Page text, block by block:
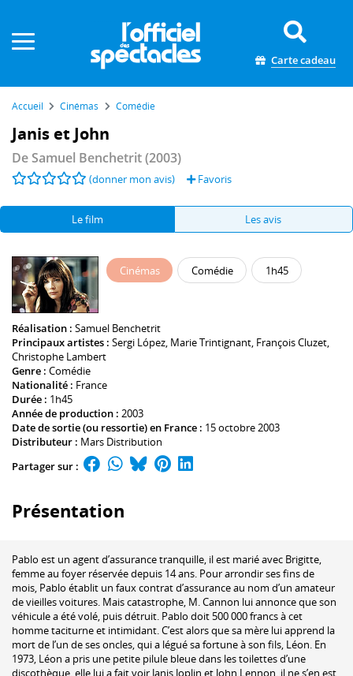
Carte cadeau
Accueil Cinémas Comédie
Janis et John
DeSamuel Benchetrit(2003)
(donner mon avis) Favoris
Le film Les avis
Cinémas Comédie 1h45
Réalisation : Samuel Benchetrit
Principaux artistes : Sergi López, Marie Trintignant, François Cluzet,
Christophe Lambert
Genre : Comédie
Nationalité : France
Durée : 1h45
Année de production : 2003
Date de sortie (ou ressortie) en France : 15 octobre 2003
Distributeur : Mars Distribution
Partager sur :
Présentation
Pablo est un agent d’assurance tranquille, il est marié avec Brigitte,
femme au foyer réservée depuis 14 ans. Pour arrondir ses fins de
mois, Pablo établit un faux contrat d’assurance au nom d’un amateur
de vieilles voitures. Mais catastrophe, M. Cannon lui annonce que son
véhicule a été volé, puis détruit. Pablo doit 500 000 francs à cet
homme taciturne et intimidant. C’est alors que sa mère lui apprend la
mort de l’un de ses oncles, qui a légué sa fortune à son fils, Léon. En
1973, Léon a pris une petite pilule bleue dans les toilettes d’une
discothèque, elle lui a fait voir Janis Joplin et John Lennon, il ne s’en est